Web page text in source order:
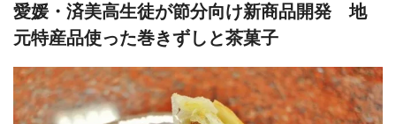
愛媛・済美高生徒が節分向け新商品開発 地
元特産品使った巻きずしと茶菓子